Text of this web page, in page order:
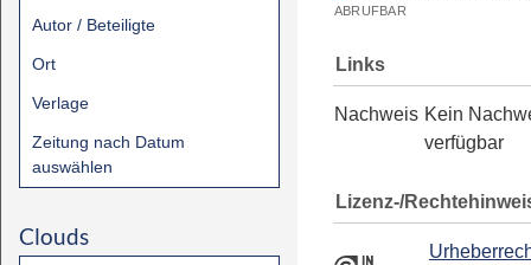
Autor / Beteiligte
Ort
Verlage
Zeitung nach Datum
auswählen
Clouds
ABRUFBAR
Links
Nachweis Kein
verfügbar
Lizenz-/